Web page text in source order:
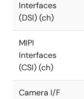
Interfaces
(DSI) (ch)
MIPI
Interfaces
(CSI) (ch)
Camera I/F